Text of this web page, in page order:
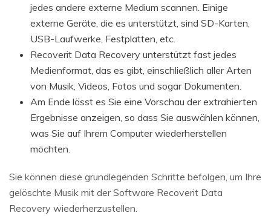
jedes andere externe Medium scannen. Einige
externe Geräte, die es unterstützt, sind SD-Karten,
USB-Laufwerke, Festplatten, etc.
Recoverit Data Recovery unterstützt fast jedes
Medienformat, das es gibt, einschließlich aller Arten
von Musik, Videos, Fotos und sogar Dokumenten.
Am Ende lässt es Sie eine Vorschau der extrahierten
Ergebnisse anzeigen, so dass Sie auswählen können,
was Sie auf Ihrem Computer wiederherstellen
möchten.
Sie können diese grundlegenden Schritte befolgen, um Ihre
gelöschte Musik mit der Software Recoverit Data
Recovery wiederherzustellen.